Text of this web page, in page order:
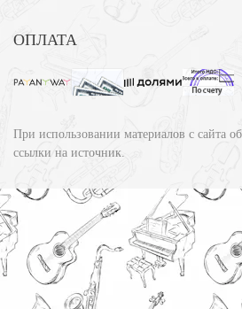
ОПЛАТА
При использовании материалов с сайта
ссылки на источник.